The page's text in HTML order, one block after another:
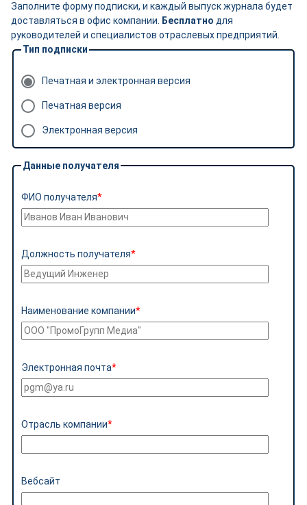
Заполните форму подписки, и каждый выпуск журнала будет
доставляться в офис компании.
Бесплатно для
руководителей и специалистов отраслевых предприятий.
Тип подписки
Печатная и электронная версия
Печатная версия
Электронная версия
Данные получателя
ФИО получателя
Должность получателя
Наименование компании
Электронная почта
Отрасль компании
Вебсайт